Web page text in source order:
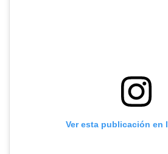
Ver esta publicación en